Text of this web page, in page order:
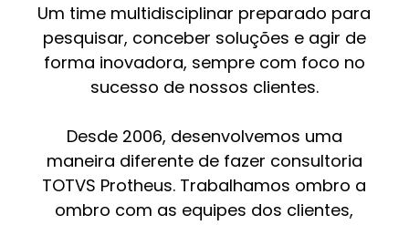
Um time multidisciplinar preparado para
pesquisar, conceber soluções e agir de
forma inovadora, sempre com foco no
sucesso de nossos clientes.
Desde 2006, desenvolvemos uma
maneira diferente de fazer consultoria
TOTVS Protheus. Trabalhamos ombro a
ombro com as equipes dos clientes,